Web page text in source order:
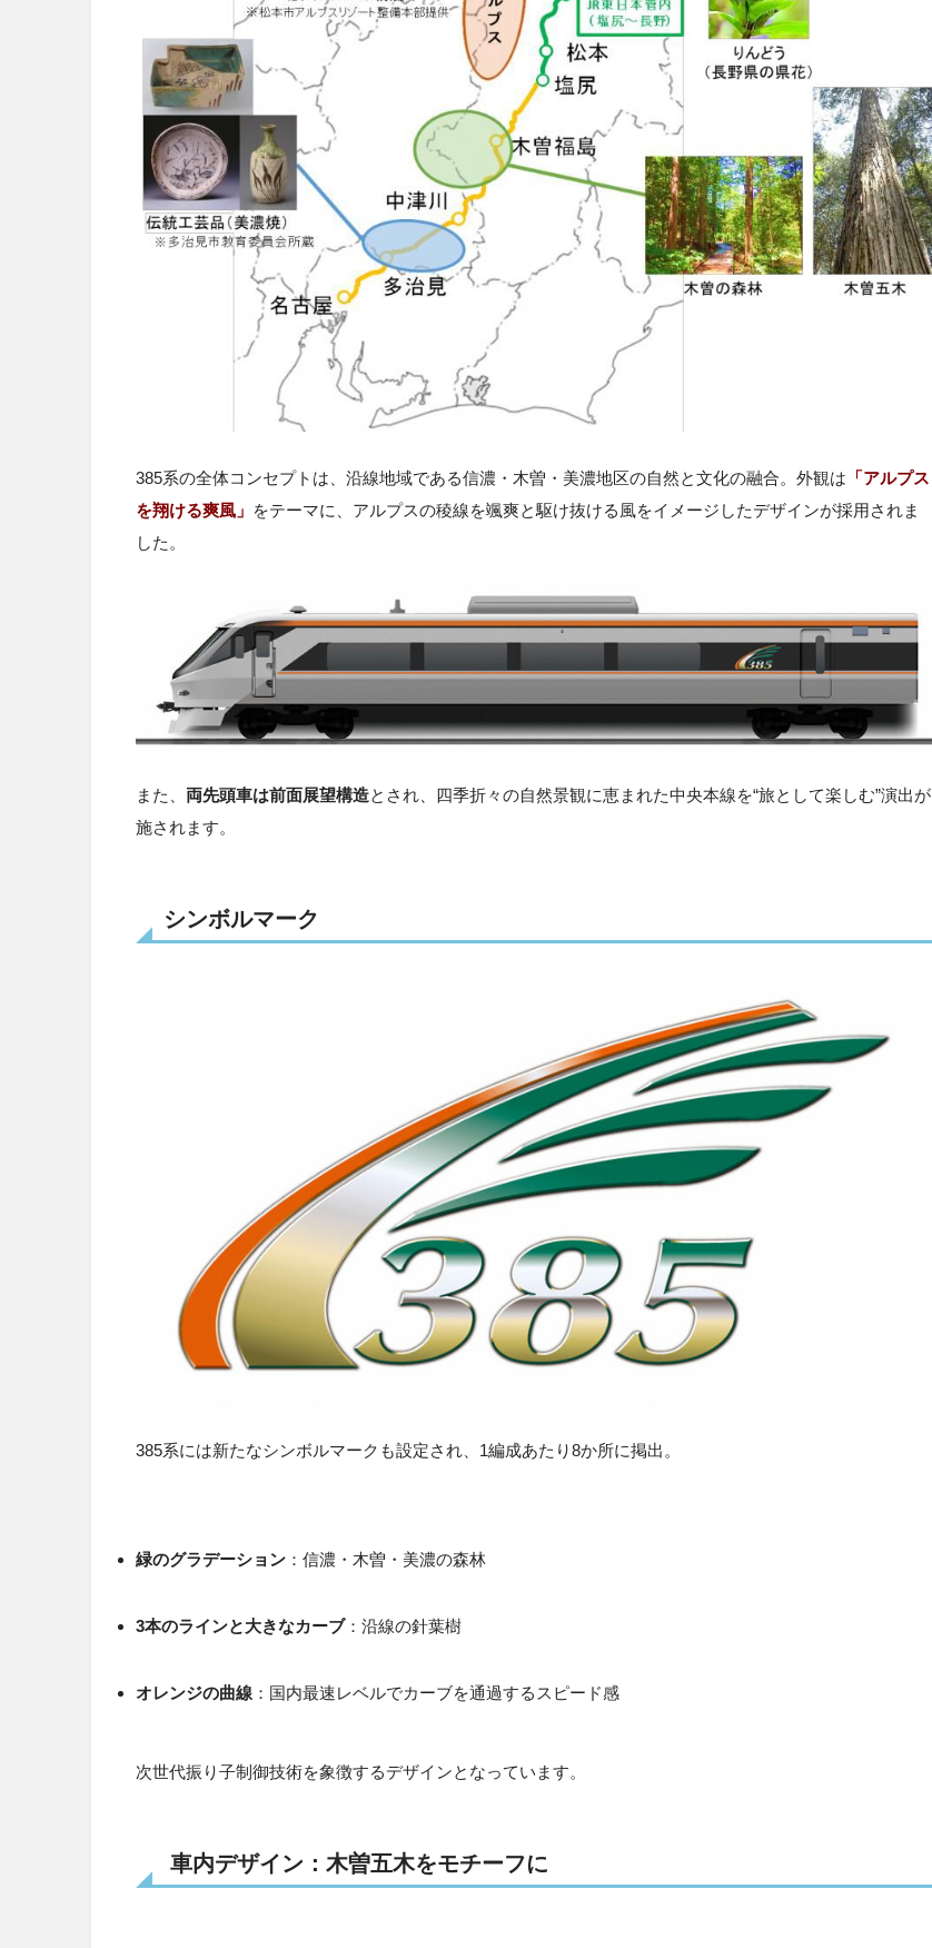
385系の全体コンセプトは、沿線地域である信濃・木曽・美濃地区の自然と文化の融合。外観は 「アルプス
を翔ける爽風」 をテーマに、アルプスの稜線を颯爽と駆け抜ける風をイメージしたデザインが採用されま
した。
また、 両先頭車は前面展望構造とされ、四季折々の自然景観に恵まれた中央本線を“旅として楽しむ”演出が
施されます。
シンボルマーク
385系には新たなシンボルマークも設定され、1編成あたり8か所に掲出。
緑のグラデーション ：信濃・木曽・美濃の森林
3本のラインと大きなカーブ：沿線の針葉樹
オレンジの曲線 ：国内最速レベルでカーブを通過するスピード感
次世代振り子制御技術を象徴するデザインとなっています。
車内デザイン：木曽五木をモチーフに